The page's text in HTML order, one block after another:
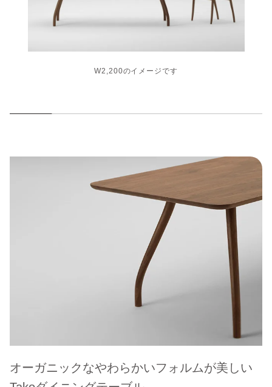
オーガニックなやわらかいフォルムが美しい